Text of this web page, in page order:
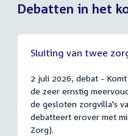
Debatten in het
Sluiting van twee
2 juli 2026, debat -
de zeer ernstig
de gesloten zorgvilla's
debatteert erover met
Zorg).